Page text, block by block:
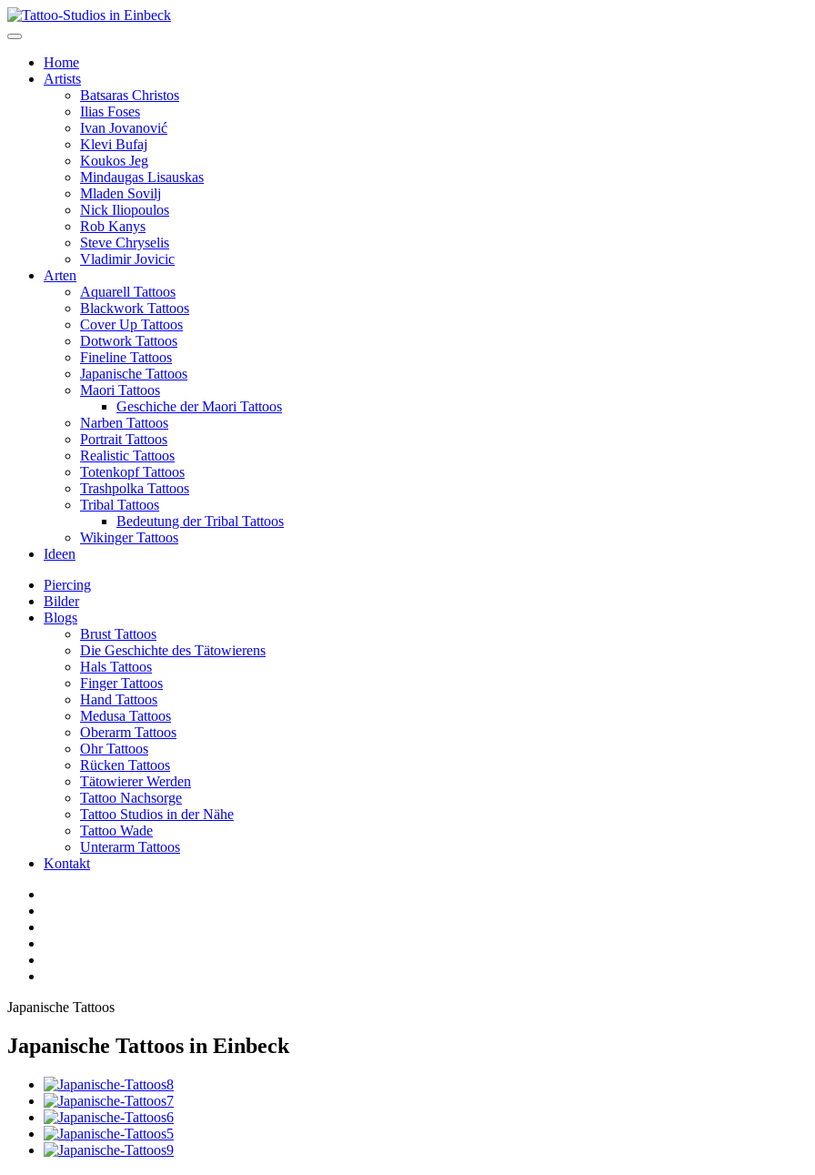
Home
Artists
Batsaras Christos
Ilias Foses
Ivan Jovanović
Klevi Bufaj
Koukos Jeg
Mindaugas Lisauskas
Mladen Sovilj
Nick Iliopoulos
Rob Kanys
Steve Chryselis
Vladimir Jovicic
Arten
Aquarell Tattoos
Blackwork Tattoos
Cover Up Tattoos
Dotwork Tattoos
Fineline Tattoos
Japanische Tattoos
Maori Tattoos
Geschiche der Maori Tattoos
Narben Tattoos
Portrait Tattoos
Realistic Tattoos
Totenkopf Tattoos
Trashpolka Tattoos
Tribal Tattoos
Bedeutung der Tribal Tattoos
Wikinger Tattoos
Ideen
Piercing
Bilder
Blogs
Brust Tattoos
Die Geschichte des Tätowierens
Hals Tattoos
Finger Tattoos
Hand Tattoos
Medusa Tattoos
Oberarm Tattoos
Ohr Tattoos
Rücken Tattoos
Tätowierer Werden
Tattoo Nachsorge
Tattoo Studios in der Nähe
Tattoo Wade
Unterarm Tattoos
Kontakt
Japanische Tattoos
Japanische Tattoos in Einbeck